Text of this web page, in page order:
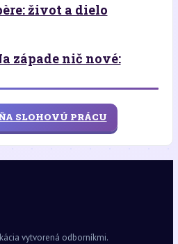
život a dielo
západe nič nové:
SLOHOVÚ PRÁCU
vytvorená odborníkmi.